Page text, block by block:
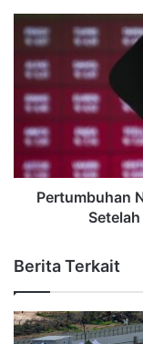
Pertumbuhan
Berita Terkait